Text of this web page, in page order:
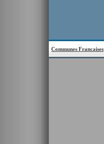
Communes Francaises